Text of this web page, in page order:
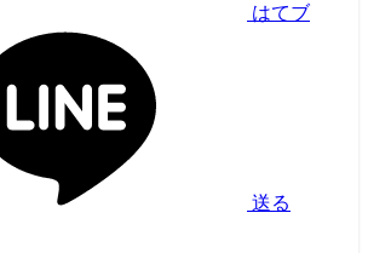
はてブ
送る